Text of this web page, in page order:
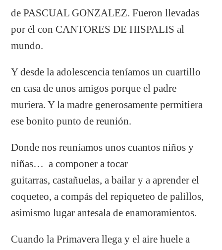
de PASCUAL GONZALEZ. Fueron llevadas
por él con CANTORES DE HISPALIS al
mundo.
Y desde la adolescencia teníamos un cuartillo
en casa de unos amigos porque el padre
muriera. Y la madre generosamente permitiera
ese bonito punto de reunión.
Donde nos reuníamos unos cuantos niños y
niñas… a componer a tocar
guitarras, castañuelas, a bailar y a aprender el
coqueteo, a compás del repiqueteo de palillos,
asimismo lugar antesala de enamoramientos.
Cuando la Primavera llega y el aire huele a